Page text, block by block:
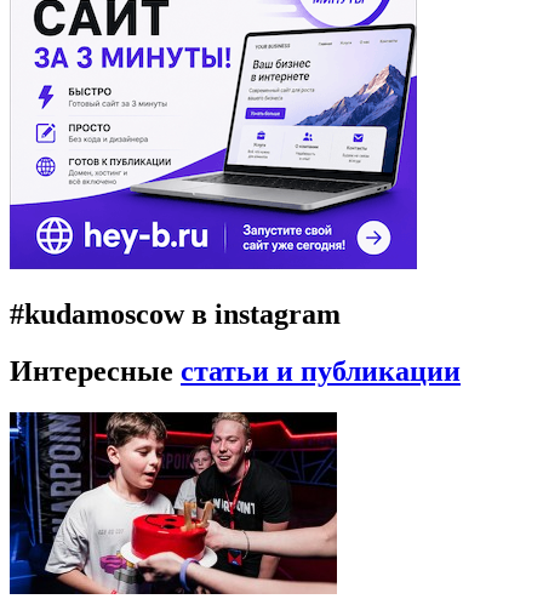
#kudamoscow в instagram
Интересные статьи и публикации